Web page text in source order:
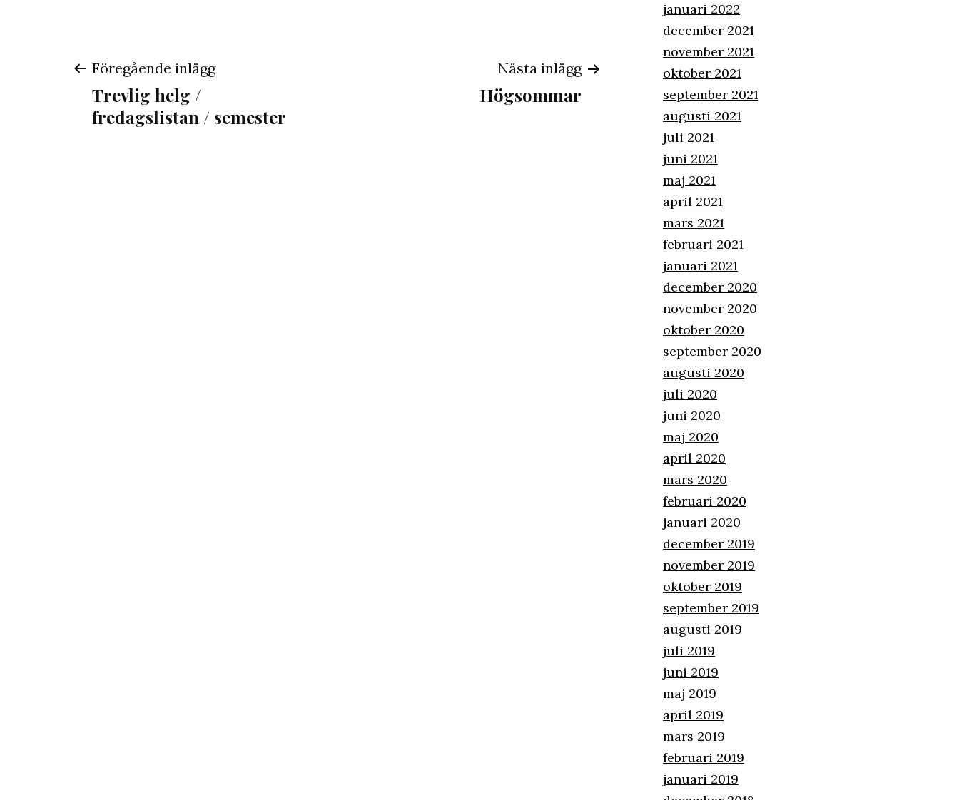
Inläggsnavigering
Föregående inlägg
Trevlig helg /
fredagslistan / semester
Nästa inlägg
Högsommar
januari 2022
december 2021
november 2021
oktober 2021
september 2021
augusti 2021
juli 2021
juni 2021
maj 2021
april 2021
mars 2021
februari 2021
januari 2021
december 2020
november 2020
oktober 2020
september 2020
augusti 2020
juli 2020
juni 2020
maj 2020
april 2020
mars 2020
februari 2020
januari 2020
december 2019
november 2019
oktober 2019
september 2019
augusti 2019
juli 2019
juni 2019
maj 2019
april 2019
mars 2019
februari 2019
januari 2019